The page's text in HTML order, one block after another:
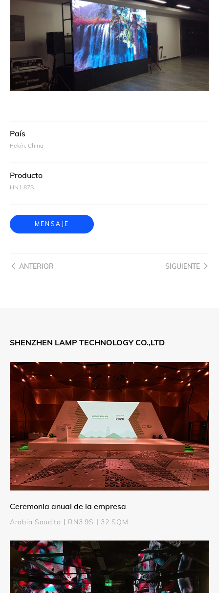
País
Pekín, China
Producto
HN1.87S
MENSAJE
ANTERIOR SIGUIENTE
SHENZHEN LAMP TECHNOLOGY CO.,LTD
Ceremonia anual de la empresa
Arabia Saudita丨RN3.9S丨32 SQM